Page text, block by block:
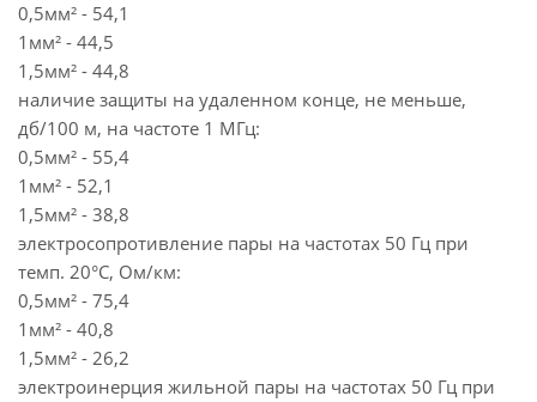
0,5мм² - 54,1
1мм² - 44,5
1,5мм² - 44,8
наличие защиты на удаленном конце, не меньше,
дб/100 м, на частоте 1 МГц:
0,5мм² - 55,4
1мм² - 52,1
1,5мм² - 38,8
электросопротивление пары на частотах 50 Гц при
темп. 20°С, Ом/км:
0,5мм² - 75,4
1мм² - 40,8
1,5мм² - 26,2
электроинерция жильной пары на частотах 50 Гц при